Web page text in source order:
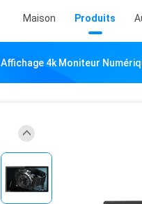
Maison Produits
Affichage 4k Moniteur